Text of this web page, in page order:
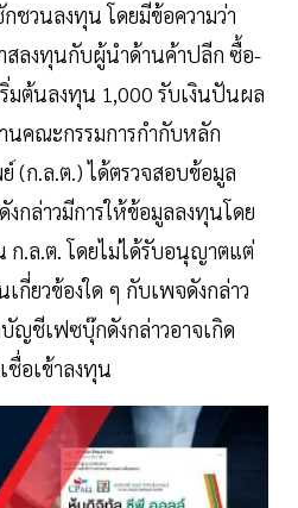
วนลงทุน โดยมีข้อความว่า
ลงทุนกับผู้นำด้านค้าปลีก ซื้อ-
มต้นลงทุน 1,000 รับเงินปันผล
นคณะกรรมการกำกับหลัก
(ก.ล.ต.) ได้ตรวจสอบข้อมูล
กล่าวมีการให้ข้อมูลลงทุนโดย
ก.ล.ต. โดยไม่ได้รับอนุญาตแต่
เกี่ยวข้องใด ๆ กับเพจดังกล่าว
ญชีเฟซบุ๊กดังกล่าวอาจเกิด
ชื่อเข้าลงทุน